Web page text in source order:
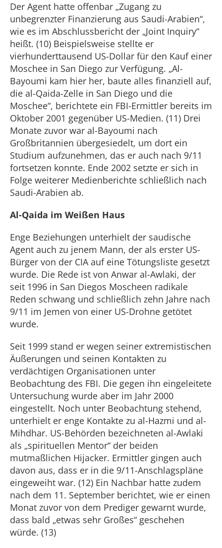
Der Agent hatte offenbar „Zugang zu
unbegrenzter Finanzierung aus Saudi-Arabien“,
wie es im Abschlussbericht der „Joint Inquiry“
heißt. (10) Beispielsweise stellte er
vierhunderttausend US-Dollar für den Kauf einer
Moschee in San Diego zur Verfügung. „Al-
Bayoumi kam hier her, baute alles finanziell auf,
die al-Qaida-Zelle in San Diego und die
Moschee“, berichtete ein FBI-Ermittler bereits im
Oktober 2001 gegenüber US-Medien. (11) Drei
Monate zuvor war al-Bayoumi nach
Großbritannien übergesiedelt, um dort ein
Studium aufzunehmen, das er auch nach 9/11
fortsetzen konnte. Ende 2002 setzte er sich in
Folge weiterer Medienberichte schließlich nach
Saudi-Arabien ab.
Al-Qaida im Weißen Haus
Enge Beziehungen unterhielt der saudische
Agent auch zu jenem Mann, der als erster US-
Bürger von der CIA auf eine Tötungsliste gesetzt
wurde. Die Rede ist von Anwar al-Awlaki, der
seit 1996 in San Diegos Moscheen radikale
Reden schwang und schließlich zehn Jahre nach
9/11 im Jemen von einer US-Drohne getötet
wurde.
Seit 1999 stand er wegen seiner extremistischen
Äußerungen und seinen Kontakten zu
verdächtigen Organisationen unter
Beobachtung des FBI. Die gegen ihn eingeleitete
Untersuchung wurde aber im Jahr 2000
eingestellt. Noch unter Beobachtung stehend,
unterhielt er enge Kontakte zu al-Hazmi und al-
Mihdhar. US-Behörden bezeichneten al-Awlaki
als „spirituellen Mentor“ der beiden
mutmaßlichen Hijacker. Ermittler gingen auch
davon aus, dass er in die 9/11-Anschlagspläne
eingeweiht war. (12) Ein Nachbar hatte zudem
nach dem 11. September berichtet, wie er einen
Monat zuvor von dem Prediger gewarnt wurde,
dass bald „etwas sehr Großes“ geschehen
würde. (13)